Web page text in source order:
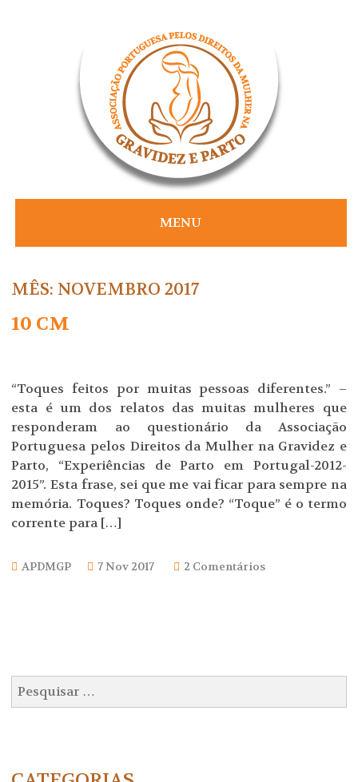
MENU
MÊS: NOVEMBRO 2017
10 CM
“Toques feitos por muitas pessoas diferentes.” –
esta é um dos relatos das muitas mulheres que
responderam ao questionário da Associação
Portuguesa pelos Direitos da Mulher na Gravidez e
Parto, “Experiências de Parto em Portugal-2012-
2015”. Esta frase, sei que me vai ficar para sempre na
memória. Toques? Toques onde? “Toque” é o termo
corrente para […]
APDMGP 7 Nov 2017 2 Comentários
de
Pesquisar
por: